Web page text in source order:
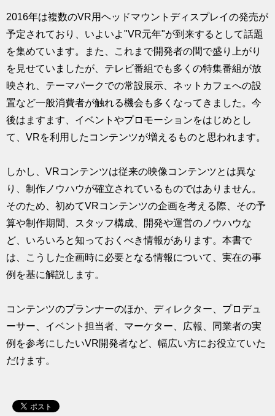
2016年は複数のVR用ヘッドマウントディスプレイの発売が
予定されており、いよいよ"VR元年"が到来するとして話題
を集めています。また、これまで開発者の間で盛り上がり
を見せていましたが、テレビ番組でも多くの特集番組が放
映され、テーマパークでの常設展示、ネットカフェへの設
置など一般消費者が触れる機会も多くなってきました。今
後はますます、イベントやプロモーションをはじめとし
て、VRを利用したコンテンツが増えるものと思われます。
しかし、VRコンテンツは従来の映像コンテンツとは異な
り、制作ノウハウが確立されているものではありません。
そのため、初めてVRコンテンツの企画を考える際、その予
算や制作期間、スタッフ構成、開発や運営のノウハウな
ど、いろいろと知っておくべき情報があります。本書で
は、こうした企画時に必要となる情報について、実在の事
例を基に解説します。
コンテンツのプランナーのほか、ディレクター、プロデュ
ーサー、イベント担当者、マーケター、広報、同業者の実
例を参考にしたいVR開発者など、幅広い方にお役立ていた
だけます。